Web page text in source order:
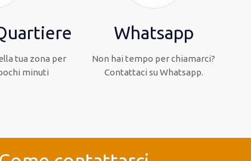
tua zona per
minuti
Whatsapp
Non hai tempo per chiamarci?
Contattaci su Whatsapp.